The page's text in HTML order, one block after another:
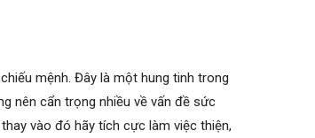
mệnh. Đây là một hung tinh trong
nên cẩn trọng nhiều về vấn đề sức
vào đó hãy tích cực làm việc thiện,